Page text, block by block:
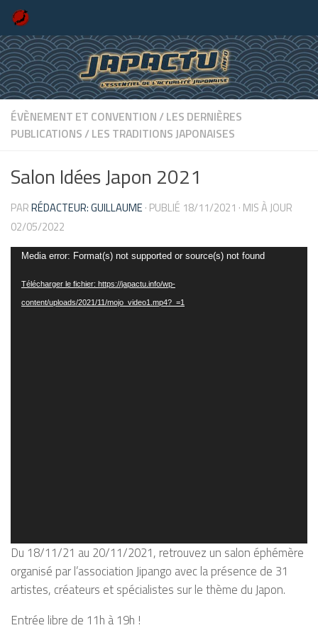
Skip to content
ÉVÈNEMENT ET CONVENTION/LES DERNIÈRES
PUBLICATIONS/LES TRADITIONS JAPONAISES
Salon Idées Japon 2021
PARRÉDACTEUR: GUILLAUME · PUBLIÉ 18/11/2021 · MIS À JOUR
02/05/2022
Lecteur
Media error: Format(s) not supported or source(s) not found
Télécharger le fichier: https://japactu.info/wp-
content/uploads/2021/11/mojo_video1.mp4?_=1
Du 18/11/21 au 20/11/2021, retrouvez un salon éphémère
organisé par l’association Jipango avec la présence de 31
artistes, créateurs et spécialistes sur le thème du Japon.
Entrée libre de 11h à 19h !